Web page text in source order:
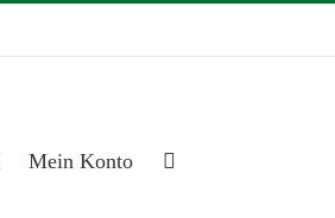
Mein Konto